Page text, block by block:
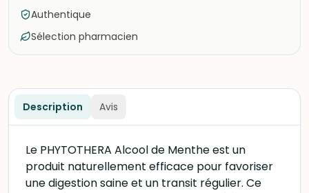
Authentique
Sélection pharmacien
Description Avis
Le PHYTOTHERA Alcool de Menthe est un
produit naturellement efficace pour favoriser
une digestion saine et un transit régulier. Ce